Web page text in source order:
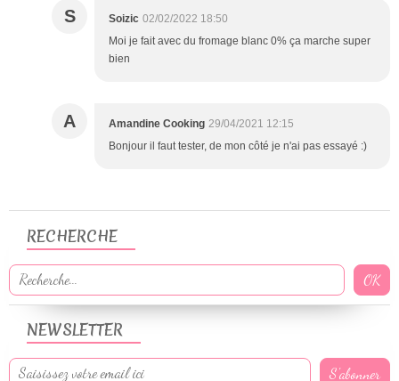
S Soizic 02/02/2022 18:50
Moi je fait avec du fromage blanc 0% ça marche super
bien
A Amandine Cooking 29/04/2021 12:15
Bonjour il faut tester, de mon côté je n'ai pas essayé :)
NEWSLETTER
RECHERCHE